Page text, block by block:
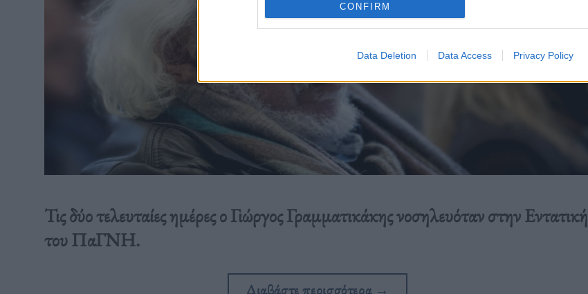
CONFIRM
Data Deletion Data Access Privacy Policy
Τις δύο τελευταίες ημέρες ο Γιώργος Γραμματικάκης νοσηλευόταν στην Εντατική
του ΠαΓΝΗ.
Διαβάστε περισσότερα →